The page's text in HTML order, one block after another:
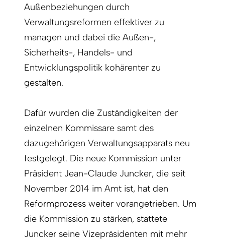
Außenbeziehungen durch
Verwaltungsreformen effektiver zu
managen und dabei die Außen-,
Sicherheits-, Handels- und
Entwicklungspolitik kohärenter zu
gestalten.
Dafür wurden die Zuständigkeiten der
einzelnen Kommissare samt des
dazugehörigen Verwaltungsapparats neu
festgelegt. Die neue Kommission unter
Präsident Jean-Claude Juncker, die seit
November 2014 im Amt ist, hat den
Reformprozess weiter vorangetrieben. Um
die Kommission zu stärken, stattete
Juncker seine Vizepräsidenten mit mehr